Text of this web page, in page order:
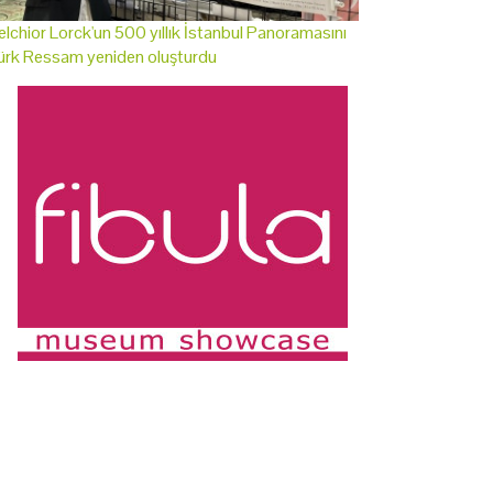
Lorck'un 500 yıllık İstanbul Panoramasını
Ressam yeniden oluşturdu